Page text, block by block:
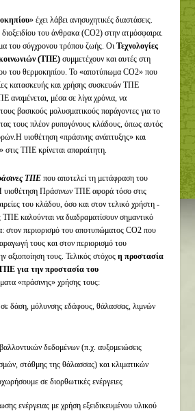
» έχει λάβει ανησυχητικές διαστάσεις.
διοξειδίου του άνθρακα (CO2) στην ατμόσφαιρα.
του σύγχρονου τρόπου ζωής.ΟιΤεχνολογίες
(ΤΠΕ)συμμετέχουν και αυτές στη
του θερμοκηπίου. Το «αποτύπωμα CO2» που
κατασκευής και χρήσης συσκευών ΤΠΕ
αναμένεται, μέσα σε λίγα χρόνια, να
βασικούς μολυσματικούς παράγοντες για το
τους πλέον ρυπογόνους κλάδους, όπως αυτός
υιοθέτηση «πράσινης ανάπτυξης» και
στις ΤΠΕ κρίνεται απαραίτητη.
ΤΠΕ που αποτελεί τη μετάφραση του
υιοθέτηση Πράσινων ΤΠΕ αφορά τόσο στις
του κλάδου, όσο και στον τελικό χρήστη -
καλούνται να διαδραματίσουν σημαντικό
στον περιορισμό του αποτυπώματος CO2 που
τους και στον περιορισμό του
αξιοποίηση τους. Τελικός στόχοςη προστασία
για την προστασία του
«πράσινης» χρήσης τους:
δάση, μόλυνσης εδάφους, θάλασσας, λιμνών
δεδομένων (π.χ. αυξομειώσεις
στάθμης της θάλασσας) και κλιματικών
σε διορθωτικές ενέργειες
ενέργειας με χρήση εξειδικευμένου υλικού